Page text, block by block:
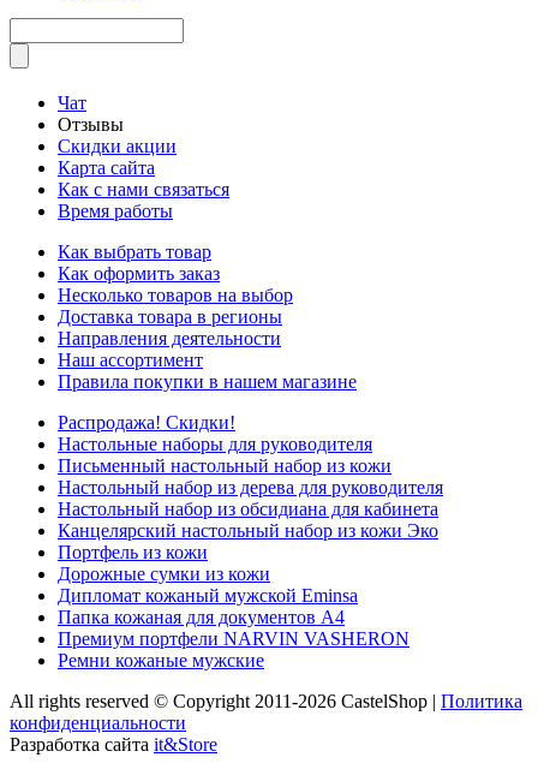
Чат
Отзывы
Скидки акции
Карта сайта
Как с нами связаться
Время работы
Как выбрать товар
Как оформить заказ
Несколько товаров на выбор
Доставка товара в регионы
Направления деятельности
Наш ассортимент
Правила покупки в нашем магазине
Распродажа! Скидки!
Настольные наборы для руководителя
Письменный настольный набор из кожи
Настольный набор из дерева для руководителя
Настольный набор из обсидиана для кабинета
Канцелярский настольный набор из кожи Эко
Портфель из кожи
Дорожные сумки из кожи
Дипломат кожаный мужской Eminsa
Папка кожаная для документов А4
Премиум портфели NARVIN VASHERON
Ремни кожаные мужские
All rights reserved © Copyright 2011-2026 CastelShop | Политика
конфиденциальности
Разработка сайта it&Store